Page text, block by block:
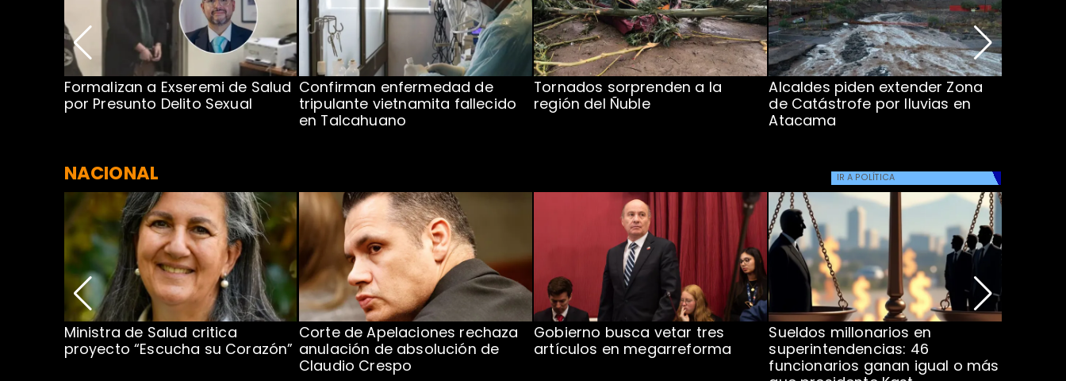
Formalizan a Exseremi de Salud
por Presunto Delito Sexual
Confirman enfermedad de
tripulante vietnamita fallecido
en Talcahuano
Tornados sorprenden a la
región del Ñuble
Alcaldes piden extender Zona
de Catástrofe por lluvias en
Atacama
NACIONAL IR A POLÍTICA
Ministra de Salud critica
proyecto “Escucha su Corazón”
Corte de Apelaciones rechaza
anulación de absolución de
Claudio Crespo
Gobierno busca vetar tres
artículos en megarreforma
Sueldos millonarios en
superintendencias: 46
funcionarios ganan igual o más